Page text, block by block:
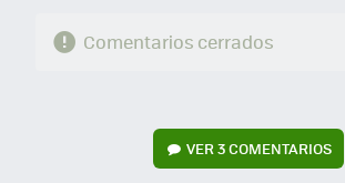
Comentarios cerrados
VER3 COMENTARIOS